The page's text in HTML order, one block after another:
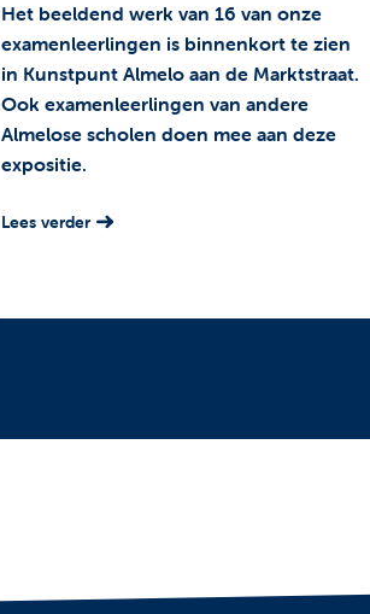
Het beeldend werk van 16 van onze
examenleerlingen is binnenkort te zien
in Kunstpunt Almelo aan de Marktstraat.
Ook examenleerlingen van andere
Almelose scholen doen mee aan deze
expositie.
Lees verder